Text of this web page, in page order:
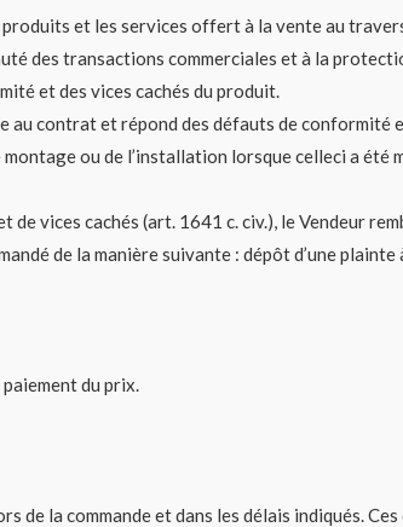
et les services offert à la vente au
des transactions commerciales et à la
et des vices cachés du produit.
au contrat et répond des défauts de conformité
ou de l’installation lorsque celleci a été
vices cachés (art. 1641 c. civ.), le Vendeur
de la manière suivante : dépôt d’une
du prix.
de la commande et dans les délais indiqués.